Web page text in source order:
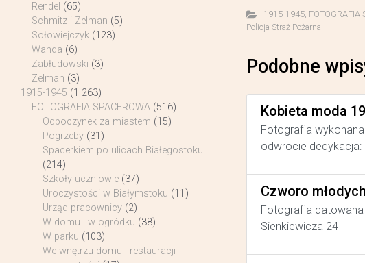
1915-1945, FOTOGRAFIA
Policja Straż Pożarna
Podobne
Kobieta moda
Fotografia wykonana
odwrocie
Czworo młodych
Fotografia datowana
Sienkiewicza 24
Rendel (65)
Schmitz i Zelman (5)
Sołowiejczyk (123)
Wanda (6)
Zabłudowski (3)
Zelman (3)
1915-1945 (1 263)
FOTOGRAFIA SPACEROWA (516)
Odpoczynek za miastem (15)
Pogrzeby (31)
Spacerkiem po ulicach Białegostoku
(214)
Szkoły uczniowie (37)
Uroczystości w Białymstoku (11)
Urząd pracownicy (2)
W domu i w ogródku (38)
W parku (103)
We wnętrzu domu i restauracji